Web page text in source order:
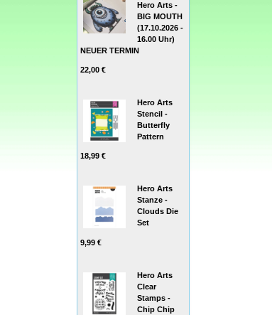
Hero Arts -
BIG MOUTH
(17.10.2026 -
16.00 Uhr)
NEUER TERMIN
22,00 €
Hero Arts
Stencil -
Butterfly
Pattern
18,99 €
Hero Arts
Stanze -
Clouds Die
Set
9,99 €
Hero Arts
Clear
Stamps -
Chip Chip